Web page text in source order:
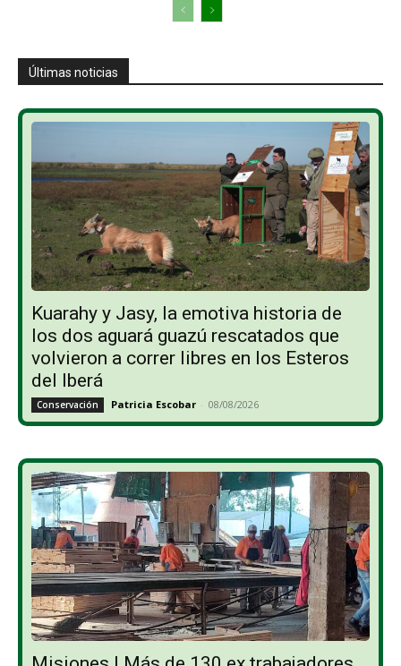
Últimas noticias
Kuarahy y Jasy, la emotiva historia de
los dos aguará guazú rescatados que
volvieron a correr libres en los Esteros
del Iberá
Conservación Patricia Escobar - 08/08/2026